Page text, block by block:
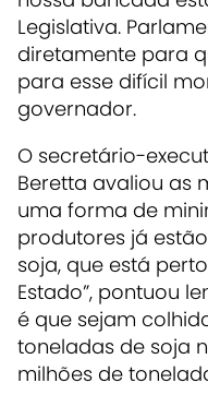
Legislativa.
diretamente para
para esse difícil
governador.
O secretário-
Beretta avaliou as
uma forma de
produtores já
soja, que está
Estado”, pontuou
é que sejam
toneladas de soja
milhões de